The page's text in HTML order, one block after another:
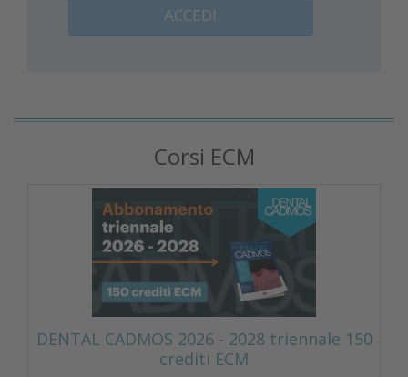
ACCEDI
Corsi ECM
DENTAL CADMOS 2026 - 2028 triennale 150
crediti ECM